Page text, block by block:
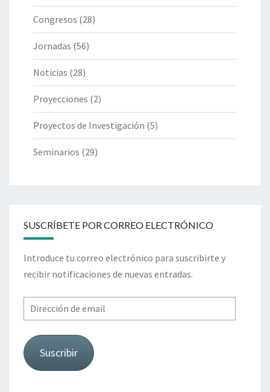
Congresos (28)
Jornadas (56)
Noticias (28)
Proyecciones (2)
Proyectos de Investigación (5)
Seminarios (29)
SUSCRÍBETE POR CORREO ELECTRÓNICO
Introduce tu correo electrónico para suscribirte y
recibir notificaciones de nuevas entradas.
Dirección
de
email
Suscribir